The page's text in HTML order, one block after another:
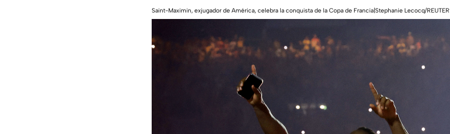
Saint-Maximin, exjugador de América, celebra la conquista de la Copa de Francia|Stephanie Lecocq/